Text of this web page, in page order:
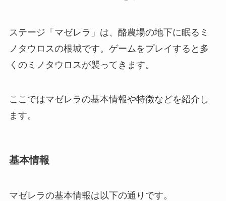
ステージ「マゼレラ」は、酪農場の地下に眠るミ
ノタウロスの根城です。ゲームをプレイすると多
くのミノタウロスが襲ってきます。
ここではマゼレラの基本情報や特徴などを紹介し
ます。
基本情報
マゼレラの基本情報は以下の通りです。